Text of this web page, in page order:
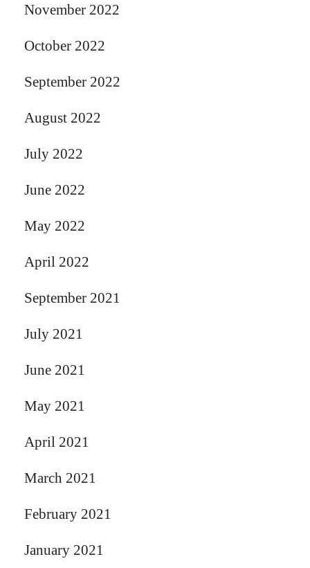
November 2022
October 2022
September 2022
August 2022
July 2022
June 2022
May 2022
April 2022
September 2021
July 2021
June 2021
May 2021
April 2021
March 2021
February 2021
January 2021